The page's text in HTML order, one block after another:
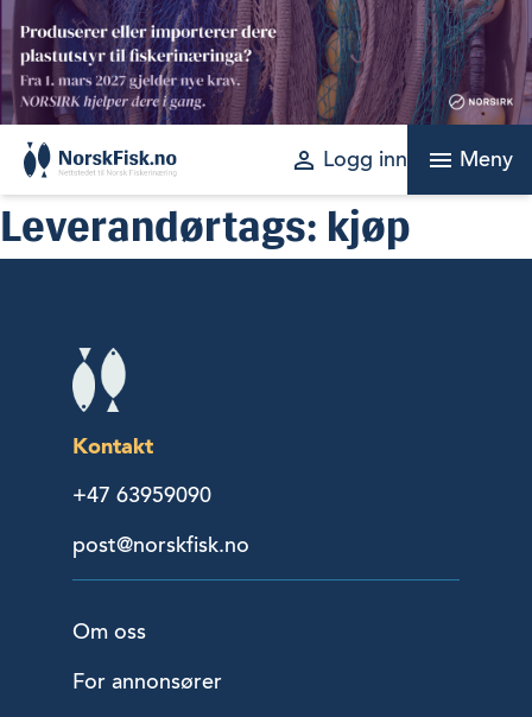
Skip
content
perm_identity Logg inn menu Meny
Leverandørtags: kjøp
Kontakt
+47 63959090
post@norskfisk.no
Om oss
For annonsører